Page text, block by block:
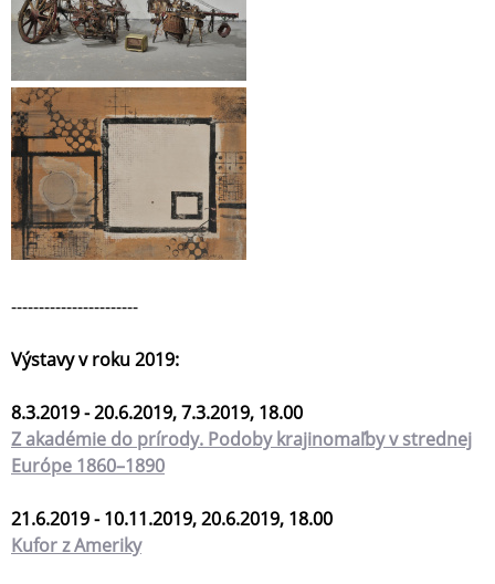
-----------------------
Výstavy v roku 2019:
8.3.2019 - 20.6.2019, 7.3.2019, 18.00
Z akadémie do prírody. Podoby krajinomaľby v strednej
Európe 1860–1890
21.6.2019 - 10.11.2019, 20.6.2019, 18.00
Kufor z Ameriky